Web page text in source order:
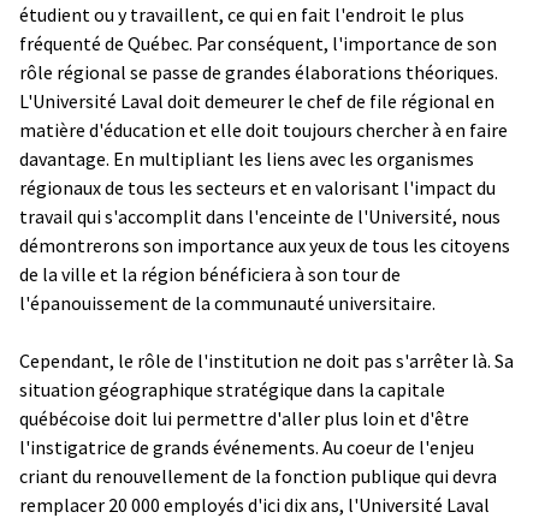
étudient ou y travaillent, ce qui en fait l'endroit le plus
fréquenté de Québec. Par conséquent, l'importance de son
rôle régional se passe de grandes élaborations théoriques.
L'Université Laval doit demeurer le chef de file régional en
matière d'éducation et elle doit toujours chercher à en faire
davantage. En multipliant les liens avec les organismes
régionaux de tous les secteurs et en valorisant l'impact du
travail qui s'accomplit dans l'enceinte de l'Université, nous
démontrerons son importance aux yeux de tous les citoyens
de la ville et la région bénéficiera à son tour de
l'épanouissement de la communauté universitaire.
Cependant, le rôle de l'institution ne doit pas s'arrêter là. Sa
situation géographique stratégique dans la capitale
québécoise doit lui permettre d'aller plus loin et d'être
l'instigatrice de grands événements. Au coeur de l'enjeu
criant du renouvellement de la fonction publique qui devra
remplacer 20 000 employés d'ici dix ans, l'Université Laval